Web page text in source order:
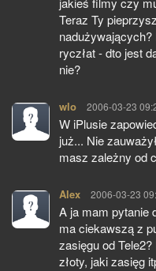
Teraz Ty
ryczłat - dto jest
nie?
wlo pisze:
2006-03-23
W iPlusie
już... Nie
masz zależny od
Alex pisze:
2006-03-23
A ja mam pytanie
ma ciekawszą z
zasięgu od
złoty, jaki zasięg